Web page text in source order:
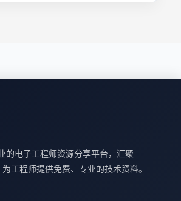
的电子工程师资源分享平台，汇聚
工程师提供免费、专业的技术资料。